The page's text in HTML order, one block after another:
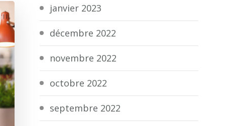
janvier 2023
décembre 2022
novembre 2022
octobre 2022
septembre 2022